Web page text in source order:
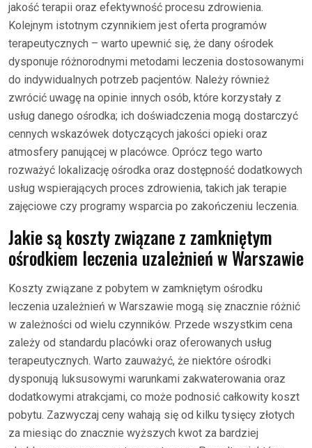
jakość terapii oraz efektywność procesu zdrowienia.
Kolejnym istotnym czynnikiem jest oferta programów
terapeutycznych – warto upewnić się, że dany ośrodek
dysponuje różnorodnymi metodami leczenia dostosowanymi
do indywidualnych potrzeb pacjentów. Należy również
zwrócić uwagę na opinie innych osób, które korzystały z
usług danego ośrodka; ich doświadczenia mogą dostarczyć
cennych wskazówek dotyczących jakości opieki oraz
atmosfery panującej w placówce. Oprócz tego warto
rozważyć lokalizację ośrodka oraz dostępność dodatkowych
usług wspierających proces zdrowienia, takich jak terapie
zajęciowe czy programy wsparcia po zakończeniu leczenia.
Jakie są koszty związane z zamkniętym
ośrodkiem leczenia uzależnień w Warszawie
Koszty związane z pobytem w zamkniętym ośrodku
leczenia uzależnień w Warszawie mogą się znacznie różnić
w zależności od wielu czynników. Przede wszystkim cena
zależy od standardu placówki oraz oferowanych usług
terapeutycznych. Warto zauważyć, że niektóre ośrodki
dysponują luksusowymi warunkami zakwaterowania oraz
dodatkowymi atrakcjami, co może podnosić całkowity koszt
pobytu. Zazwyczaj ceny wahają się od kilku tysięcy złotych
za miesiąc do znacznie wyższych kwot za bardziej